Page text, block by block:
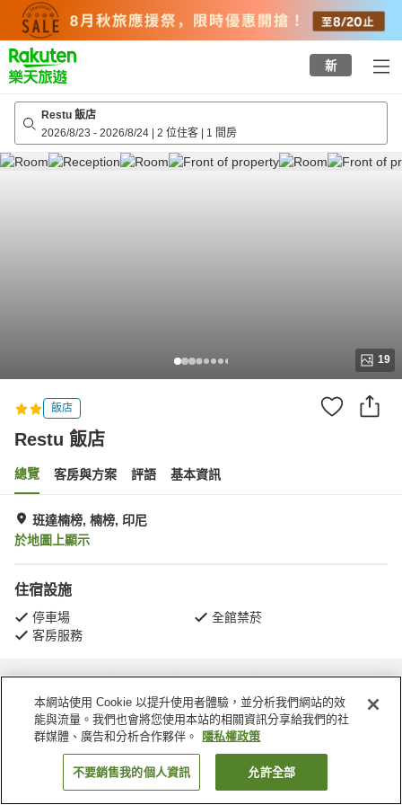
top
page
新
Restu 飯店
2026/8/23 - 2026/8/24 | 2 位住客 | 1 間房
19
飯店
Restu 飯店
總覽 客房與方案 評語 基本資訊
班達楠榜, 楠榜, 印尼
於地圖上顯示
住宿設施
停車場
全館禁菸
客房服務
首頁 印尼 楠榜 班達楠榜 Restu 飯店
找客房
本網站使用 Cookie 以提升使用者體驗，並分析我們網站的效
能與流量。我們也會將您使用本站的相關資訊分享給我們的社
群媒體、廣告和分析合作夥伴。
隱私權政策
不要銷售我的個人資訊 允許全部